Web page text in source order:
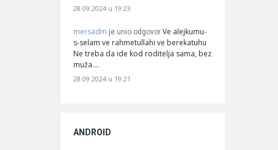
28.09.2024 u 19:23
mersadm je unio odgovor Ve alejkumu-
s-selam ve rahmetullahi ve berekatuhu
Ne treba da ide kod roditelja sama, bez
muža.…
28.09.2024 u 19:21
ANDROID